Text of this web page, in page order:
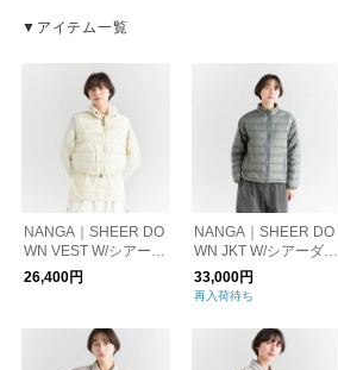
▼アイテム一覧
NANGA｜SHEER DO
WN VEST W/シアーダ
ウンベスト（レディー
ス）
26,400円
NANGA｜SHEER DO
WN JKT W/シアーダウ
ンジャケット
33,000円
再入荷待ち